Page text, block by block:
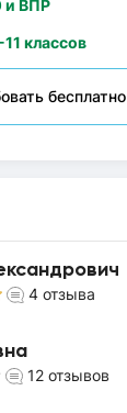
и ВПР
11 классов
бесплатно
4 отзыва
12 отзывов